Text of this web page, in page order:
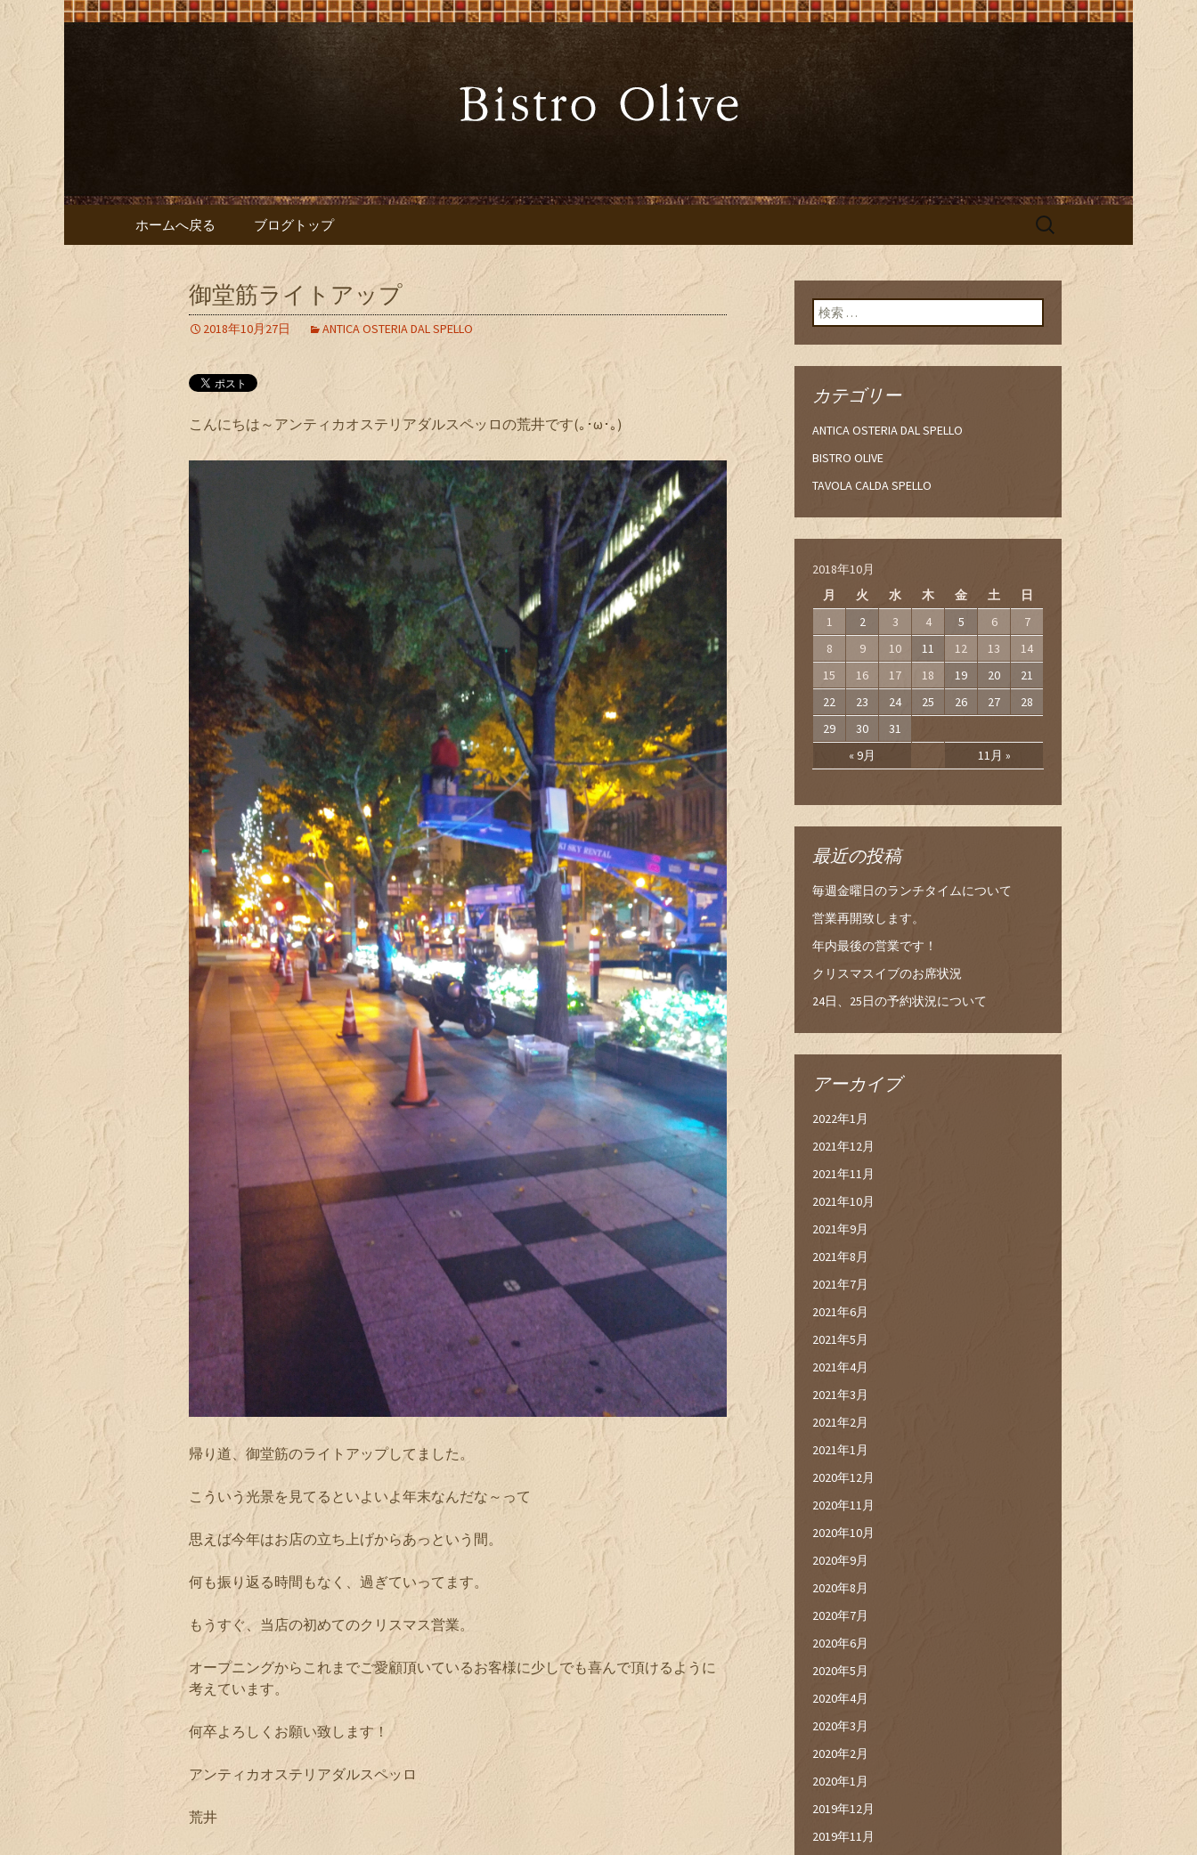
大阪難波の「Bistro Olive（ビストロ オ
大阪難波の「ビストロオリーブ」でワインと炭火焼料理を
コンテンツへ移動
ホームへ戻る ブログトップ
検
御堂筋ライトアップ
2018年10月27日 ANTICA OSTERIA DAL SPELLO
こんにちは～アンティカオステリアダルスペッロの荒井です(｡･ω･｡)
帰り道、御堂筋のライトアップしてました。
こういう光景を見てるといよいよ年末なんだな～って
思えば今年はお店の立ち上げからあっという間。
何も振り返る時間もなく、過ぎていってます。
もうすぐ、当店の初めてのクリスマス営業。
オープニングからこれまでご愛顧頂いているお客様に少しでも喜んで頂けるように
考えています。
何卒よろしくお願い致します！
アンティカオステリアダルスペッロ
荒井
検索:
カテゴリー
ANTICA OSTERIA DAL SPELLO
BISTRO OLIVE
TAVOLA CALDA SPELLO
2018年10月
月
火 水 木 金 土 日
« 9月 11月 »
1 2 3 4 5 6
7
8
9 10 11 12 13
14
15
16 17 18 19 20
21
22
23 24 25 26 27
28
29
30 31
最近の投稿
毎週金曜日のランチタイムについて
営業再開致します。
年内最後の営業です！
クリスマスイブのお席状況
24日、25日の予約状況について
アーカイブ
2022年1月
2021年12月
2021年11月
2021年10月
2021年9月
2021年8月
2021年7月
2021年6月
2021年5月
2021年4月
2021年3月
2021年2月
2021年1月
2020年12月
2020年11月
2020年10月
2020年9月
2020年8月
2020年7月
2020年6月
2020年5月
2020年4月
2020年3月
2020年2月
2020年1月
2019年12月
2019年11月